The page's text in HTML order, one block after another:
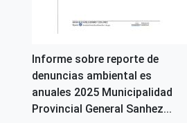
Informe sobre reporte de
denuncias ambiental es
anuales 2025 Municipalidad
Provincial General Sanhez...